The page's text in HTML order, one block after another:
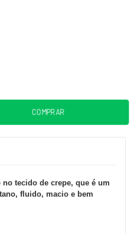
tecido de crepe, que é um
fluido, macio e bem